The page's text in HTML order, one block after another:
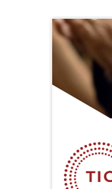
Die intuitive
wartet mit
Angeboten,
Demand
Ziel des
Grenzen